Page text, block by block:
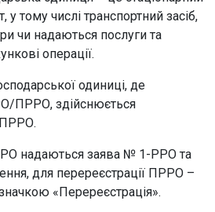
у тому числі транспортний засіб,
чи надаються послуги та
операції.
одиниці, де
ПРРО, здійснюється
надаються заява № 1-РРО та
для перереєстрації ПРРО –
«Перереєстрація».